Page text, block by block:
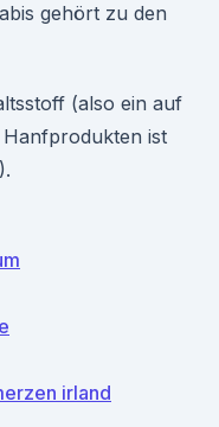
gehört zu den
(also ein auf
ist
irland